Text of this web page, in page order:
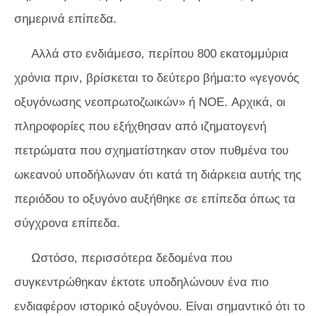
σημερινά επίπεδα.
Αλλά στο ενδιάμεσο, περίπου 800 εκατομμύρια
χρόνια πριν, βρίσκεται το δεύτερο βήμα:το «γεγονός
οξυγόνωσης νεοπρωτοζωικών» ή NOE. Αρχικά, οι
πληροφορίες που εξήχθησαν από ιζηματογενή
πετρώματα που σχηματίστηκαν στον πυθμένα του
ωκεανού υποδήλωναν ότι κατά τη διάρκεια αυτής της
περιόδου το οξυγόνο αυξήθηκε σε επίπεδα όπως τα
σύγχρονα επίπεδα.
Ωστόσο, περισσότερα δεδομένα που
συγκεντρώθηκαν έκτοτε υποδηλώνουν ένα πιο
ενδιαφέρον ιστορικό οξυγόνου. Είναι σημαντικό ότι το